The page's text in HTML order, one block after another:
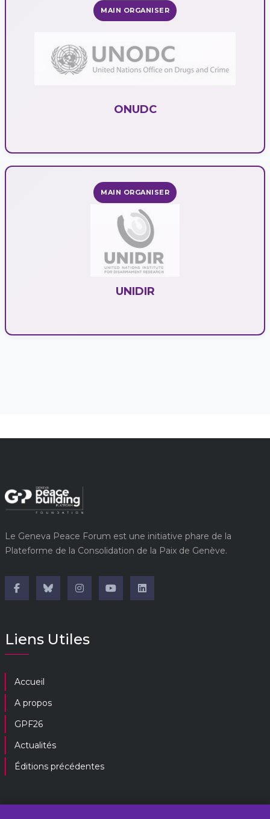
MAIN ORGANISER
ONUDC
MAIN ORGANISER
UNIDIR
Le Geneva Peace Forum est une initiative phare de la
Plateforme de la Consolidation de la Paix de Genève.
Liens Utiles
Accueil
A propos
GPF26
Actualités
Éditions précédentes